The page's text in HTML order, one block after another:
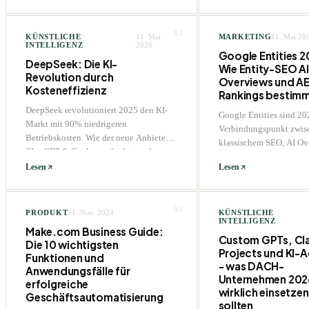
KÜNSTLICHE
INTELLIGENZ
11. Mai
2026
DeepSeek: Die KI-
Revolution durch
Kosteneffizienz
DeepSeek revolutioniert 2025 den KI-
Markt mit 90% niedrigeren
Betriebskosten. Wie der neue Anbieter
ChatGPT & Co. herausfordert und
NVIDIA erschüttert.
Lesen
MARKETING11. Mai
Google Entities
Wie Entity-SEO AI
Overviews und
Rankings
Google Entities sind
Verbindungspunkt
klassischem SEO, AI
Knowledge Graph
Lesen
PRODUKT11. Nov. 2024
Make.com Business Guide:
Die 10 wichtigsten
Funktionen und
Anwendungsfälle für
erfolgreiche
Geschäftsautomatisierung
KÜNSTLICHE
INTELLIGENZ
Custom GPTs,
Projects und KI-
- was DACH-
Unternehmen
wirklich einsetzen
sollten